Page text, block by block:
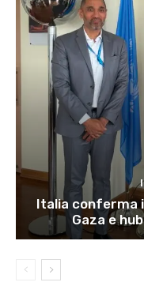
Italia conferma
Gaza e